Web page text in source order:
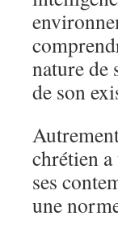
nature de
de son
chrétien
ses
une